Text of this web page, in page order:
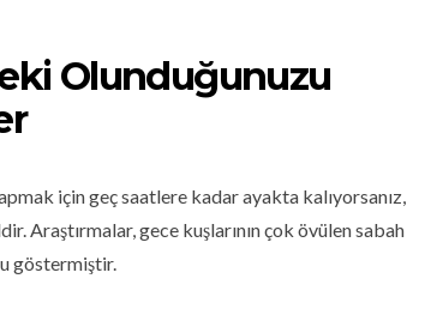
Olunduğunuzu
için geç saatlere kadar ayakta kalıyorsanız,
Araştırmalar, gece kuşlarının çok övülen sabah
göstermiştir.